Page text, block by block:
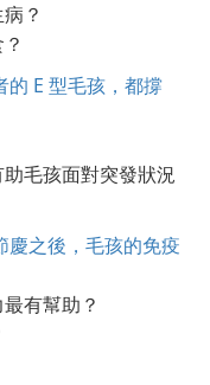
？
E 型毛孩，都撐
毛孩面對突發狀況
之後，毛孩的免疫
有幫助？